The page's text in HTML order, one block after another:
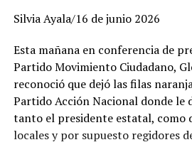
Silvia Ayala/16 de junio 2026
Esta mañana en conferencia de
Partido Movimiento Ciudadano,
reconoció que dejó las filas
Partido Acción Nacional donde le
tanto el presidente estatal, como
locales y por supuesto regidores